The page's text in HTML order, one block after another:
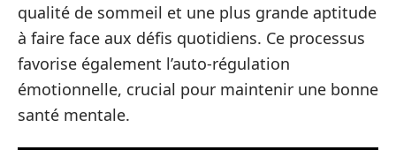
qualité de sommeil et une plus grande aptitude
à faire face aux défis quotidiens. Ce processus
favorise également l’auto-régulation
émotionnelle, crucial pour maintenir une bonne
santé mentale.